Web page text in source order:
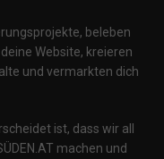
beleben
Website, kreieren
und vermarkten dich
ist, dass wir all
machen und